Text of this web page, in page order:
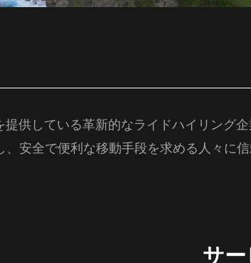
供している革新的なライドハイリング
安全で便利な移動手段を求める人々に
サ